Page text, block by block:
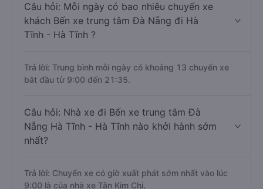
Câu hỏi: Mỗi ngày có bao nhiêu chuyến xe
khách Bến xe trung tâm Đà Nẵng đi Hà
Tĩnh - Hà Tĩnh ?
Trả lời: Trung bình mỗi ngày có khoảng 13 chuyến xe
bắt đầu từ 9:00 đến 21:35.
Câu hỏi: Nhà xe đi Bến xe trung tâm Đà
Nẵng Hà Tĩnh - Hà Tĩnh nào khởi hành sớm
nhất?
Trả lời: Chuyến xe có giờ xuất phát sớm nhất vào lúc
9:00 là của nhà xe Tân Kim Chi.